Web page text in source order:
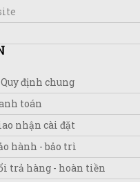
định chung
toán
nhận cài đặt
hành - bảo trì
trả hàng - hoàn tiền